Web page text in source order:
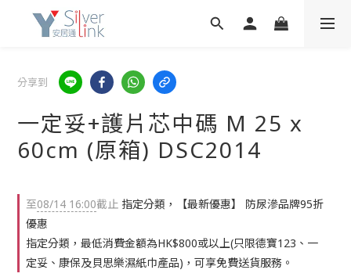
分享到
一定妥+護片芯中碼 M 25 x
60cm (原箱) DSC2014
至08/14 16:00截止 指定分類，【最新優惠】 防尿滲品牌95折
優惠
指定分類，最低消費金額為HK$800或以上(只限德寶123、一
定妥、康保及貝思樂濕紙巾產品)，可享免費送貨服務。